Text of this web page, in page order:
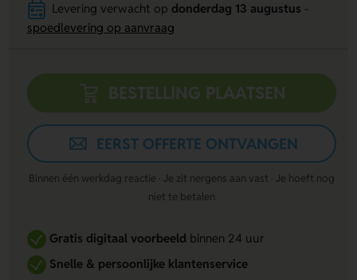
Levering verwacht op donderdag 13 augustus
spoedlevering op aanvraag
BESTELLING PLAATSEN
EERST OFFERTE ONTVANGEN
Binnen één werkdag reactie · Je zit nergens aan vast · Je hoeft nog
niet te betalen
Gratis digitaal voorbeeldbinnen 24 uur
Snelle & persoonlijke klantenservice